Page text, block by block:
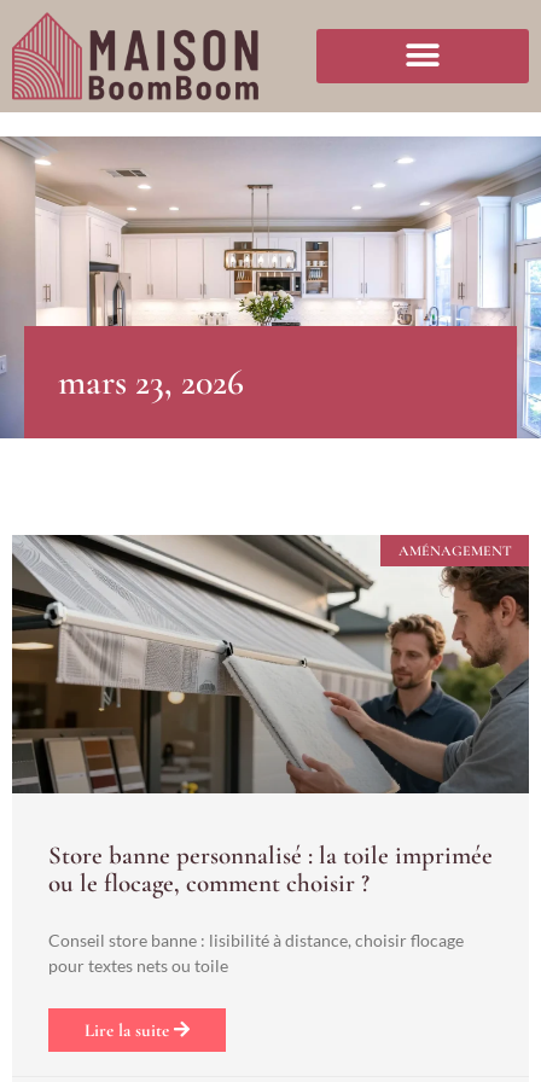
mars 23, 2026
AMÉNAGEMENT
Store banne personnalisé : la toile imprimée
ou le flocage, comment choisir ?
Conseil store banne : lisibilité à distance, choisir flocage
pour textes nets ou toile
Lire la suite